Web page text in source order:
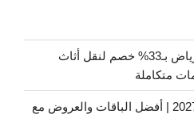
شركة نقل وتخزين عفش بالرياض بـ33% خصم لنقل أثاث
متكاملة
أسعار تخزين عفش بالرياض2027 | أفضل الباقات والعروض مع